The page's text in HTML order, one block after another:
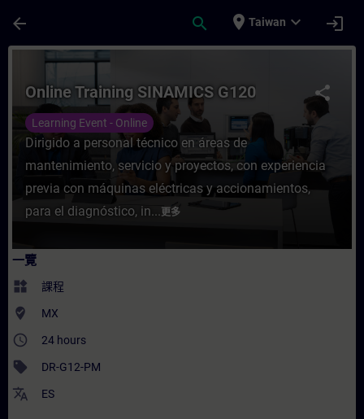
arrow_back search place Taiwan expand_more login
課程 - Online Training SINAMICS G120 -
share
Online Training SINAMICS G120
Learning Event - Online
Dirigido a personal técnico en áreas de
mantenimiento, servicio y proyectos, con experiencia
previa con máquinas eléctricas y accionamientos,
para el diagnóstico, in...更多
一覽
widgets 課程
where_to_vote MX
access_time 24 hours
sell DR-G12-PM
translate ES